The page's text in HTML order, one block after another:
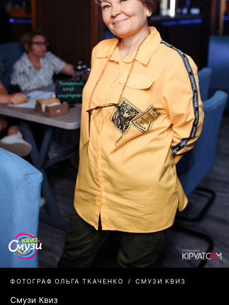
ФОТОГРАФ ОЛЬГА ТКАЧЕНКО СМУЗИ КВИЗ
Смузи Квиз